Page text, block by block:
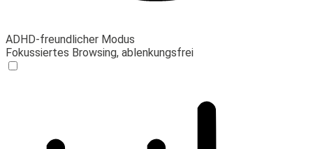
ADHD-freundlicher Modus
Fokussiertes Browsing, ablenkungsfrei